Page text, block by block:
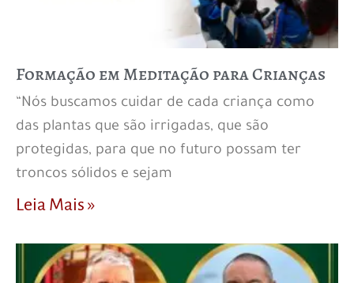
Formação em Meditação para Crianças
“Nós buscamos cuidar de cada criança como
das plantas que são irrigadas, que são
protegidas, para que no futuro possam ter
troncos sólidos e sejam
Leia Mais »